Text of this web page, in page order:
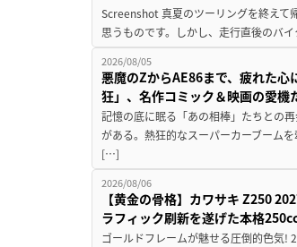
Screenshot 真夏のツーリングを終えて
思うものです。しかし、走行直後のバ
2026/08/05
悪魔のZからAE86まで、疲れた
狂」、名作コミック＆映画の愛機
記憶の底に眠る「あの相棒」たちとの
がある。熱狂的なスーパーカーブーム
[…]
2026/08/06
【黄金の骨格】カワサキ Z250
ラフィック刷新を遂げた本格
ゴールドフレームが魅せる圧倒的色気!